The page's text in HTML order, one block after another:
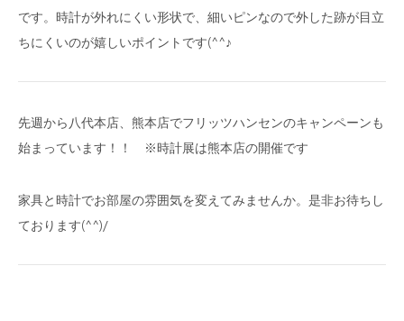
です。時計が外れにくい形状で、細いピンなので外した跡が目立
ちにくいのが嬉しいポイントです(^^♪
先週から八代本店、熊本店でフリッツハンセンのキャンペーンも
始まっています！！ ※時計展は熊本店の開催です
家具と時計でお部屋の雰囲気を変えてみませんか。是非お待ちし
ております(^^)/